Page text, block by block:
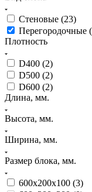
Стеновые (23)
Перегородочные (
Плотность
D400 (2)
D500 (2)
D600 (2)
Длина, мм.
Высота, мм.
Ширина, мм.
Размер блока, мм.
600х200х100 (3)